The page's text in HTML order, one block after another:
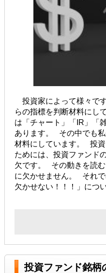
投資家によって様々で
らの指標を判断材料にし
は「チャート」「IR」「
あります。 その中でも
材料にしています。 投
ためには、投資ファンド
欠です。 その動きを読
に欠かせません。 それ
欠かせない！！！」につ
投資ファンド銘